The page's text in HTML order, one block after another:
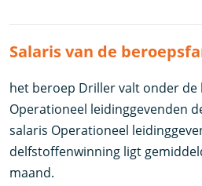
Salaris van de
het beroep Driller valt onder de
Operationeel leidinggevenden
salaris Operationeel
delfstoffenwinning ligt
maand.